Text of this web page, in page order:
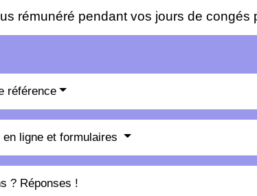
rémunéré pendant vos jours de congés
référence
ligne et formulaires
? Réponses !